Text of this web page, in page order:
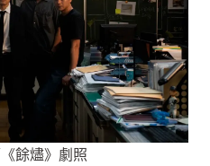
餘燼》劇照